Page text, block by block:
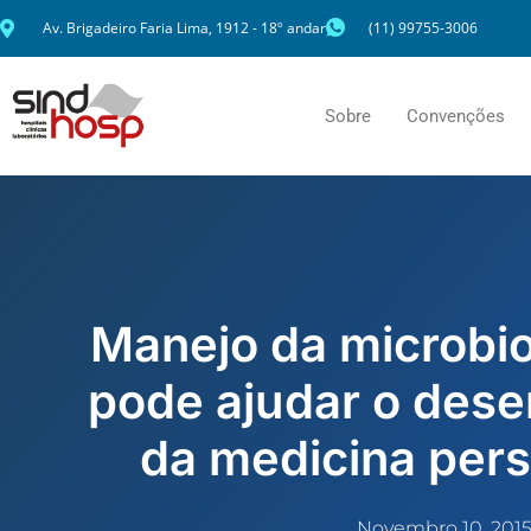
Ir
conteúdo
Av. Brigadeiro Faria Lima, 1912 - 18º andar (11) 99755-3006
Sobre Convenções
Manejo da
pode ajudar o
da medicina